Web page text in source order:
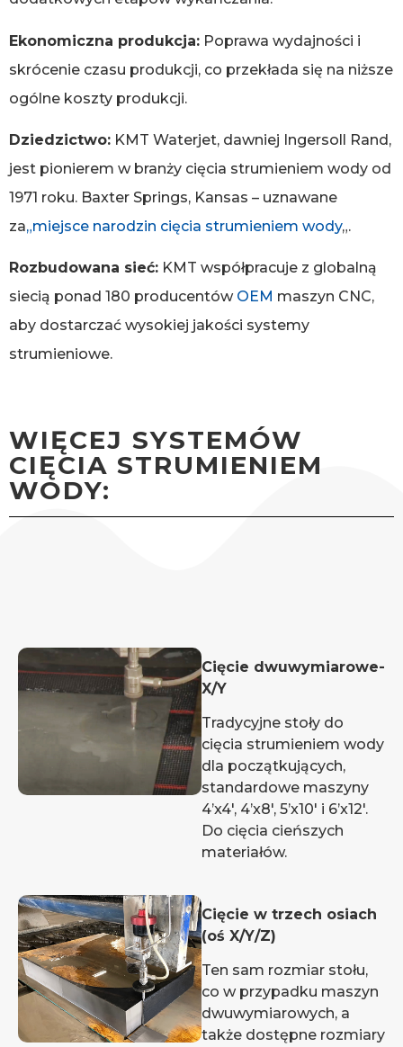
Ekonomiczna produkcja: Poprawa wydajności i
skrócenie czasu produkcji, co przekłada się na niższe
ogólne koszty produkcji.
Dziedzictwo: KMT Waterjet, dawniej Ingersoll Rand,
jest pionierem w branży cięcia strumieniem wody od
1971 roku. Baxter Springs, Kansas – uznawane
za„miejsce narodzin cięcia strumieniem wody„.
Rozbudowana sieć: KMT współpracuje z globalną
siecią ponad 180 producentów OEM maszyn CNC,
aby dostarczać wysokiej jakości systemy
strumieniowe.
WIĘCEJ SYSTEMÓW
CIĘCIA STRUMIENIEM
WODY:
Cięcie dwuwymiarowe-
X/Y
Tradycyjne stoły do
cięcia strumieniem wody
dla początkujących,
standardowe maszyny
4’x4′, 4’x8′, 5’x10′ i 6’x12′.
Do cięcia cieńszych
materiałów.
Cięcie w trzech osiach
(oś X/Y/Z)
Ten sam rozmiar stołu,
co w przypadku maszyn
dwuwymiarowych, a
także dostępne rozmiary